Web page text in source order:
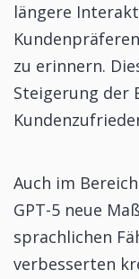
längere
zu erinnern.
Steigerung der
Auch im
GPT-5 neue
sprachlichen
verbesserten